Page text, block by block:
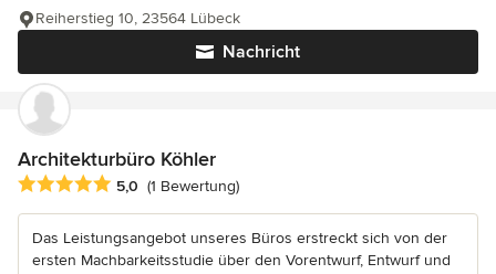
Nachricht
Reiherstieg 10, 23564 Lübeck
Architekturbüro Köhler
Durchschnittliche Bewertung: 5 von 5 Sternen
5,0 (1 Bewertung)
Das Leistungsangebot unseres Büros erstreckt sich von der
ersten Machbarkeitsstudie über den Vorentwurf, Entwurf und